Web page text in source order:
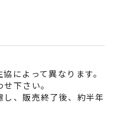
によって異なります。
下さい。
、販売終了後、約半年